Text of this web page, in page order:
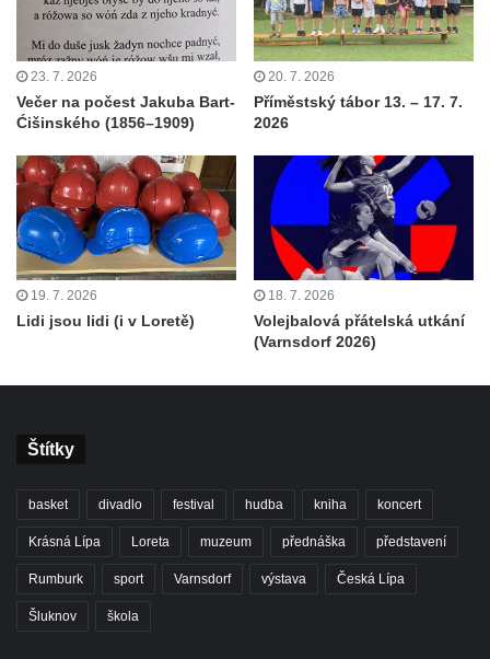
23. 7. 2026
Večer na počest Jakuba Bart-
Ćišinského (1856–1909)
20. 7. 2026
Příměstský tábor 13. – 17. 7.
2026
19. 7. 2026
Lidi jsou lidi (i v Loretě)
18. 7. 2026
Volejbalová přátelská utkání
(Varnsdorf 2026)
Štítky
basket divadlo festival hudba kniha koncert
Krásná Lípa Loreta muzeum přednáška představení
Rumburk sport Varnsdorf výstava Česká Lípa
Šluknov škola